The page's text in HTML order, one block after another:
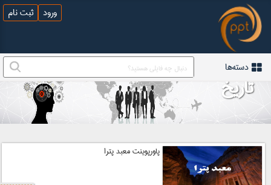
ورود ثبت نام
دسته‌ها
تاریخ
پاورپوینت معبد پترا